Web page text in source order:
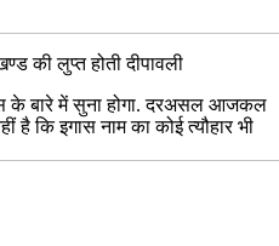
की लुप्त होती दीपावली
के बारे में सुना होगा. दरअसल आजकल
है कि इगास नाम का कोई त्यौहार भी